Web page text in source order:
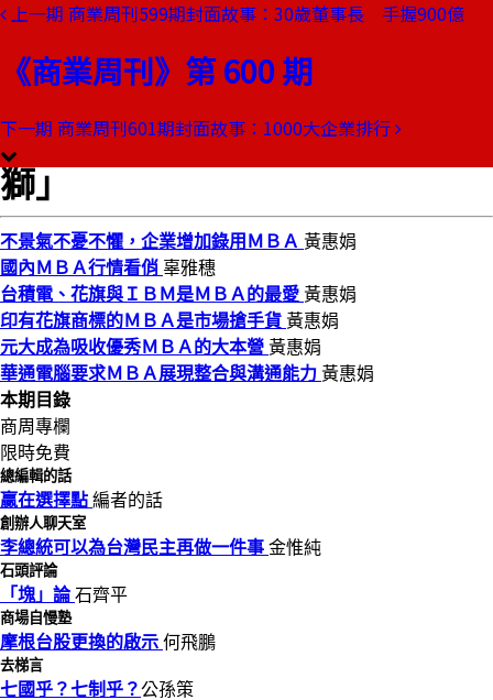
上一期 商業周刊599期封面故事：30歲董事長 手握900億
《商業周刊》第 600 期
下一期 商業周刊601期封面故事：1000大企業排行
本期目錄
「傻瓜董事長」鞭醒「金窟睡
獅」
不景氣不憂不懼，企業增加錄用ＭＢＡ 黃惠娟
國內ＭＢＡ行情看俏 辜雅穗
台積電、花旗與ＩＢＭ是ＭＢＡ的最愛 黃惠娟
印有花旗商標的ＭＢＡ是市場搶手貨 黃惠娟
元大成為吸收優秀ＭＢＡ的大本營 黃惠娟
華通電腦要求ＭＢＡ展現整合與溝通能力 黃惠娟
本期目錄
商周專欄
限時免費
總編輯的話
贏在選擇點 編者的話
創辦人聊天室
李總統可以為台灣民主再做一件事 金惟純
石頭評論
「塊」論石齊平
商場自慢塾
摩根台股更換的啟示 何飛鵬
去梯言
七國乎？七制乎？公孫策